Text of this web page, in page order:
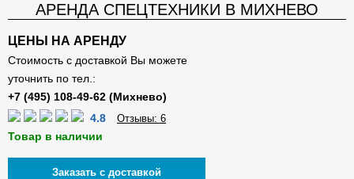
АРЕНДА СПЕЦТЕХНИКИ В МИХНЕВО
ЦЕНЫ НА АРЕНДУ
Стоимость с доставкой Вы можете
уточнить по тел.:
4.8 Отзывы: 6
Товар в наличии
Заказать с доставкой